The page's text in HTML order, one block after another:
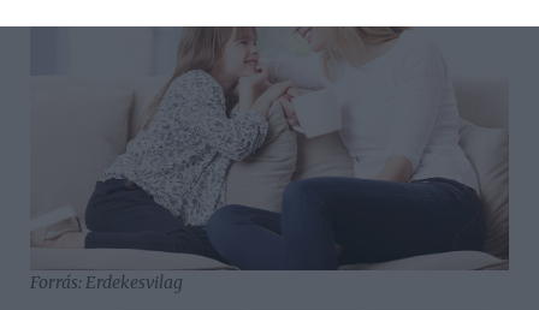
Forrás: Erdekesvilag